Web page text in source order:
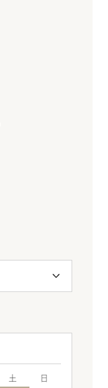
土
日